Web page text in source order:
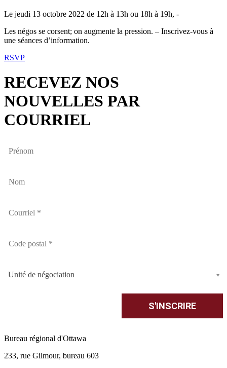
Le jeudi 13 octobre 2022 de 12h à 13h ou 18h à 19h, -
Les négos se corsent; on augmente la pression. – Inscrivez-vous à
une séances d’information.
RSVP
RECEVEZ NOS
NOUVELLES PAR
COURRIEL
Unité de négociation
Bureau régional d'Ottawa
233, rue Gilmour, bureau 603